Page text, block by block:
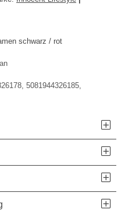
schwarz / rot
5081944326185,